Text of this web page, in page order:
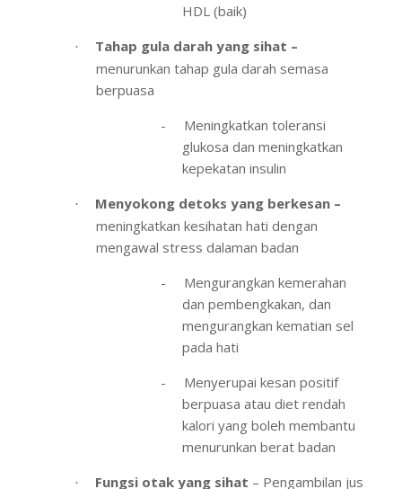
HDL (baik)
·
Tahap gula darah yang sihat –
menurunkan tahap gula darah semasa
berpuasa
-
Meningkatkan toleransi
glukosa dan meningkatkan
kepekatan insulin
·
Menyokong detoks yang berkesan –
meningkatkan kesihatan hati dengan
mengawal stress dalaman badan
-
Mengurangkan kemerahan
dan pembengkakan, dan
mengurangkan kematian sel
pada hati
-
Menyerupai kesan positif
berpuasa atau diet rendah
kalori yang boleh membantu
menurunkan berat badan
· Fungsi otak yang sihat – Pengambilan jus